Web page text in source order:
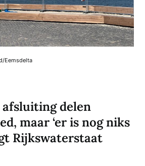
Eemsdelta
delen
maar ‘er is nog niks
Rijkswaterstaat